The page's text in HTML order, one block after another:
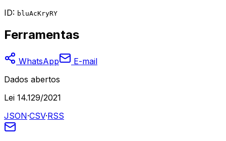
ID: bluAcKryRY
Ferramentas
WhatsApp
E-mail
Dados abertos
Lei 14.129/2021
JSON·CSV·RSS